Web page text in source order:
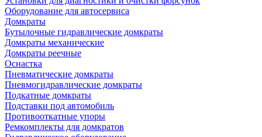
Оборудование для автосервиса
Домкраты
Бутылочные гидравлические домкраты
Домкраты механические
Домкраты реечные
Оснастка
Пневматические домкраты
Пневмогидравлические домкраты
Подкатные домкраты
Подставки под автомобиль
Противооткатные упоры
Ремкомплекты для домкратов